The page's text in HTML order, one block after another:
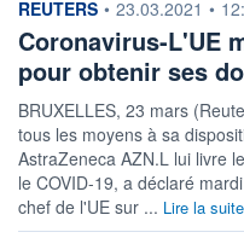
information fournie par
REUTERS • 23.03.2021 •
Coronavirus-L'UE
pour obtenir ses
BRUXELLES, 23 mars
tous les moyens à sa
AstraZeneca AZN.L lui livre
le COVID-19, a déclaré
chef de l'UE sur ... Lire la suite